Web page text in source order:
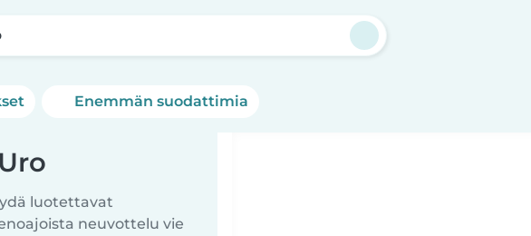
Enemmän suodattimia
luotettavat
neuvottelu vie